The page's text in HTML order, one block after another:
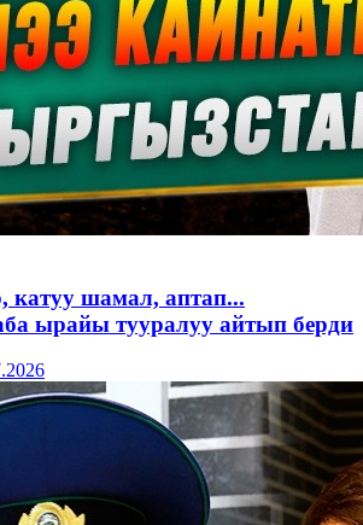
катуу шамал, аптап...
ырайы тууралуу айтып берди